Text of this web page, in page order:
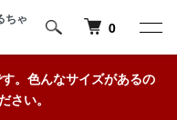
ちゃ
0
。色んなサイズがあるの
さい。